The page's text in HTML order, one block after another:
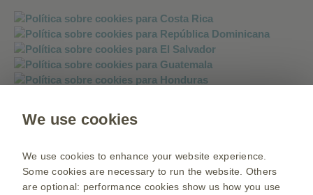
Política sobre mensajería instantánea:
We use cookies
We use cookies to enhance your website experience.
Some cookies are necessary to run the website. Others
are optional: performance cookies show us how you use